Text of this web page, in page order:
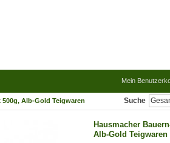
Mein
Alb-Gold Teigwaren Suche
Hausmacher
Alb-Gold Teigwaren